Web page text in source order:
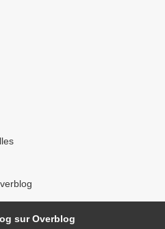
sur Overblog